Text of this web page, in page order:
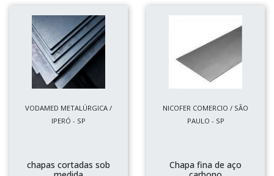
VODAMED METALÚRGICA /
IPERÓ - SP
chapas cortadas sob
NICOFER COMERCIO / SÃO
PAULO - SP
Chapa fina de aço